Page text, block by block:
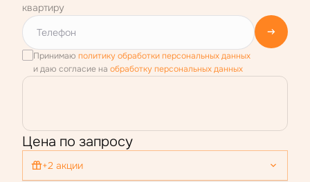
квартиру
Принимаю политику обработки персональных данных
и даю согласие на обработку персональных данных
Цена по запросу
+2 акции